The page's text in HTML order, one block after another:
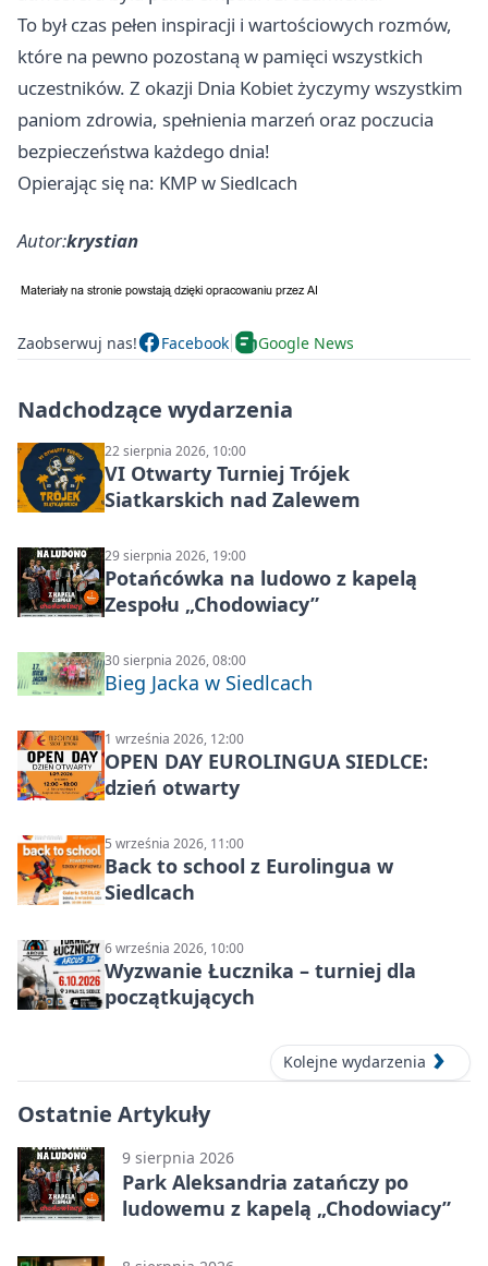
To był czas pełen inspiracji i wartościowych rozmów,
które na pewno pozostaną w pamięci wszystkich
uczestników. Z okazji Dnia Kobiet życzymy wszystkim
paniom zdrowia, spełnienia marzeń oraz poczucia
bezpieczeństwa każdego dnia!
Opierając się na: KMP w Siedlcach
Autor:krystian
Zaobserwuj nas! Facebook Google News
Nadchodzące wydarzenia
22 sierpnia 2026, 10:00
VI Otwarty Turniej Trójek
Siatkarskich nad Zalewem
29 sierpnia 2026, 19:00
Potańcówka na ludowo z kapelą
Zespołu „Chodowiacy”
30 sierpnia 2026, 08:00
Bieg Jacka w Siedlcach
1 września 2026, 12:00
OPEN DAY EUROLINGUA SIEDLCE:
dzień otwarty
5 września 2026, 11:00
Back to school z Eurolingua w
Siedlcach
6 września 2026, 10:00
Wyzwanie Łucznika – turniej dla
początkujących
Kolejne wydarzenia
Ostatnie Artykuły
9 sierpnia 2026
Park Aleksandria zatańczy po
ludowemu z kapelą „Chodowiacy”